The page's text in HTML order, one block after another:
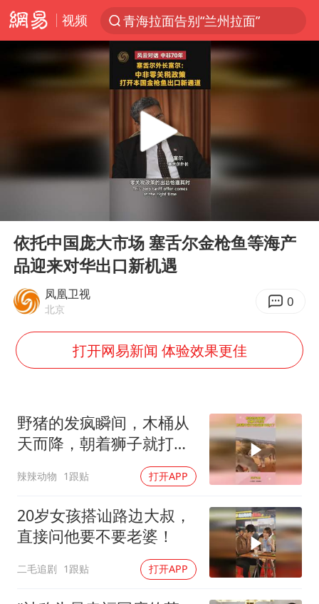
视频
青海拉面告别“兰州拉面”
U17国足三战全胜
我国编制完成新版全月地质图
台风白海豚登陆地点更新
巡查组提问 工作人员偷用手机查答案
多地要求领导干部带头休假
台风白海豚进入48小时警戒线
宇树科技发行价格150.80元/股
首次证实！“胶球”存在
中方回应是否在太平洋海底开采稀土
27岁女子成组织卖淫集团主犯被通缉
法国将禁止“未经同意的电话营销”
奋进开新局 实干挑大梁
Play
依托中国庞大市场 塞舌尔金枪鱼等海产
品迎来对华出口新机遇
凤凰卫视
北京 0
打开网易新闻 体验效果更佳
野猪的发疯瞬间，木桶从
天而降，朝着狮子就打去
辣辣动物 1跟贴 打开APP
20岁女孩搭讪路边大叔，
直接问他要不要老婆！
二毛追剧 1跟贴 打开APP